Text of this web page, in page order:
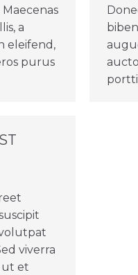
a
eleifend,
purus
viverra
ut et